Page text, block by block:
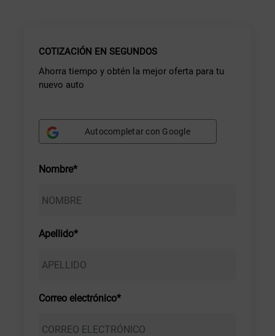
COTIZACIÓN EN SEGUNDOS
Ahorra tiempo y obtén la mejor oferta para tu
nuevo auto
Autocompletar con Google
Nombre*
Apellido*
Correo electrónico*